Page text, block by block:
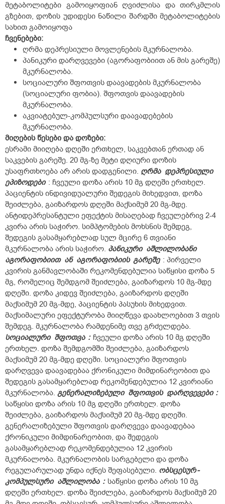
მეტაბოლიტები გამოიყოფიან ღვიძლისა და თირკმლის
გზებით, დოზის უდიდესი ნაწილი შარდში მეტაბოლიტების
სახით გამოიყოფა
ჩვენებები:
ღრმა დეპრესიული მოვლენების მკურნალობა.
პანიკური დარღვევები (აგორაფობიით ან მის გარეშე)
მკურნალობა.
სოციალური შფოთვის დაავადების მკურნალობა
(სოციალური ფობია). შფოთვის დაავადების
მკურნალობა.
აკვიატებულ-კომპულსური დაავადებების
მკურნალობა.
მიღების წესები და დოზები:
ესრამი მიიღება დღეში ერთხელ, საკვებთან ერთად ან
საკვების გარეშე. 20 მგ-ზე მეტი დღიური დოზის
უსაფრთხოება არ არის დადგენილი. ღრმა დეპრესიული
ეპიზოდები: ჩვეული დოზა არის 10 მგ დღეში ერთხელ.
პაციენტის ინდივიდუალური შედეგის მიხედვით, დოზა
შეიძლება, გაიზარდოს დღეში მაქსიმუმ 20 მგ-მდე.
ანტიდეპრესანტული ეფექტის მისაღებად ჩვეულებრივ 2-4
კვირა არის საჭირო. სიმპტომების მოხსნის შემდეგ,
შედეგის გასამყარებლად სულ მცირე 6 თვიანი
მკურნალობა არის საჭირო. პანიკური აშლილობანი
აგორაფობიით ან აგორაფობიის გარეშე :პირველი
კვირის განმავლობაში რეკომენდებულია საწყისი დოზა 5
მგ, რომელიც შემდგომ შეიძლება, გაიზარდოს 10 მგ-მდე
დღეში. დოზა კიდევ შეიძლება, გაიზარდოს დღეში
მაქსიმუმ 20 მგ-მდე, პაციენტის პასუხის მიხედვით.
მაქსიმალური ეფექტურობა მიიღწევა დაახლოებით 3 თვის
შემდეგ. მკურნალობა რამდენიმე თვე გრძელდება.
სოციალური შფოთვა : ჩვეული დოზა არის 10 მგ დღეში
ერთხელ. დოზა შემდგომში შეიძლება, გაიზარდოს
მაქსიმუმ 20 მგ-მდე დღეში. სოციალური შფოთვის
დარღვევა დაავადებაა ქრონიკული მიმდინარეობით და
შედეგის გასამყარებლად რეკომენდებულია 12 კვირიანი
მკურნალობა. გენერალიზებული შფოთვის დარღვევები:
საწყისი დოზა არის 10 მგ დღეში ერთხელ. დოზა
შეიძლება, გაიზარდოს მაქსიმუმ 20 მგ-მდე დღეში.
გენერალიზებული შფოთვის დარღვევა დაავადებაა
ქრონიკული მიმდინარეობით, და შედეგის
გასამყარებლად რეკომენდებულია 12 კვირის
მკურნალობა. მკურნალობის სარგებელი და დოზა
რეგულარულად უნდა იქნეს შეფასებული. ობსცესურ-
კომპულსური აშლილობა : საწყისი დოზა არის 10 მგ
დღეში ერთხელ. დოზა შეიძლება, გაიზარდოს მაქსიმუმ 20